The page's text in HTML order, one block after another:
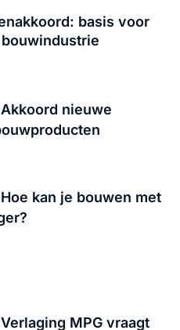
basis voor
Akkoord nieuwe
Hoe kan je bouwen met
Verlaging MPG vraagt